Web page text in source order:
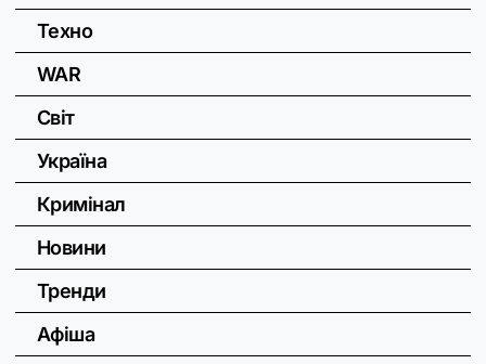
Техно
WAR
Світ
Україна
Кримінал
Новини
Тренди
Афіша